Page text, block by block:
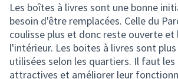
Les boîtes à livres sont une bonne
besoin d'être remplacées. Celle du
coulisse plus et donc reste ouverte et
l'intérieur. Les boites à livres sont
utilisées selon les quartiers. Il faut les
attractives et améliorer leur